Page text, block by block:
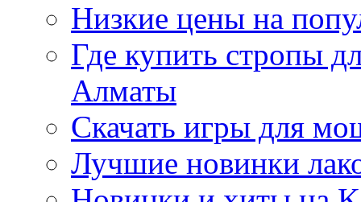
Низкие цены на
Где купить стропы
Алматы
Скачать игры для
Лучшие новинки